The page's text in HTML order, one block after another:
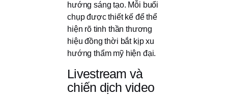
hướng sáng tạo. Mỗi buổi
chụp được thiết kế để thể
hiện rõ tinh thần thương
hiệu đồng thời bắt kịp xu
hướng thẩm mỹ hiện đại.
Livestream và
chiến dịch video